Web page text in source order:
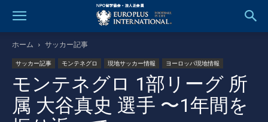
ホーム サッカー記事
サッカー記事 モンテネグロ 現地サッカー情報 ヨーロッパ現地情報
モンテネグロ 1部リーグ 所
属 大谷真史 選手 〜1年間を